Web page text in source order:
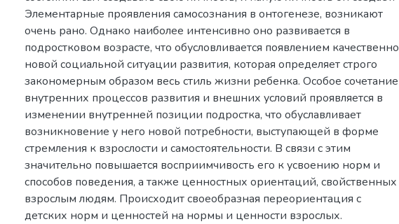
Элементарные проявления самосознания в онтогенезе, возникают
очень рано. Однако наиболее интенсивно оно развивается в
подростковом возрасте, что обусловливается появлением качественно
новой социальной ситуации развития, которая определяет строго
закономерным образом весь стиль жизни ребенка. Особое сочетание
внутренних процессов развития и внешних условий проявляется в
изменении внутренней позиции подростка, что обуславливает
возникновение у него новой потребности, выступающей в форме
стремления к взрослости и самостоятельности. В связи с этим
значительно повышается восприимчивость его к усвоению норм и
способов поведения, а также ценностных ориентаций, свойственных
взрослым людям. Происходит своеобразная переориентация с
детских норм и ценностей на нормы и ценности взрослых.